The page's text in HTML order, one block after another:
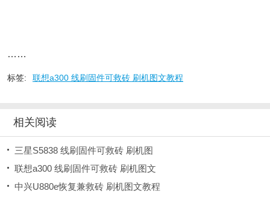
……
标签: 联想a300 线刷固件可救砖 刷机图文教程
相关阅读
三星S5838 线刷固件可救砖 刷机图
联想a300 线刷固件可救砖 刷机图文
中兴U880e恢复兼救砖 刷机图文教程